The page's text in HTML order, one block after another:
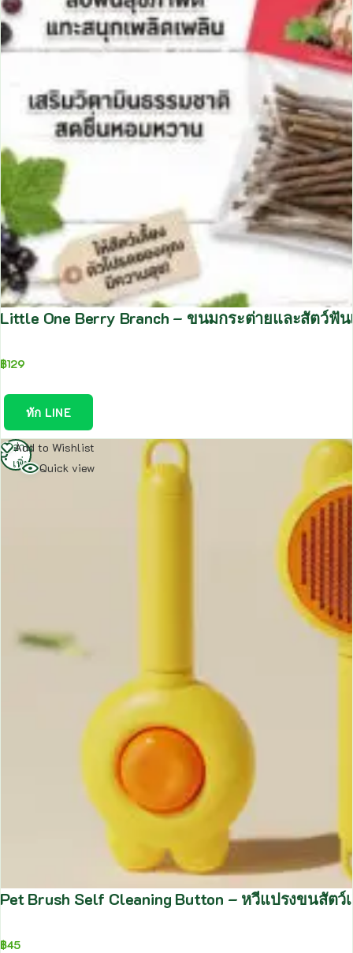
Little One Berry Branch – ขนมกระต่ายและสัตว์ฟั
฿129
ทัก LINE
Add to Wishlist
Quick view
Pet Brush Self Cleaning Button – หวีแปรงขนสัต
฿45
อ่าน
เพิ่ม